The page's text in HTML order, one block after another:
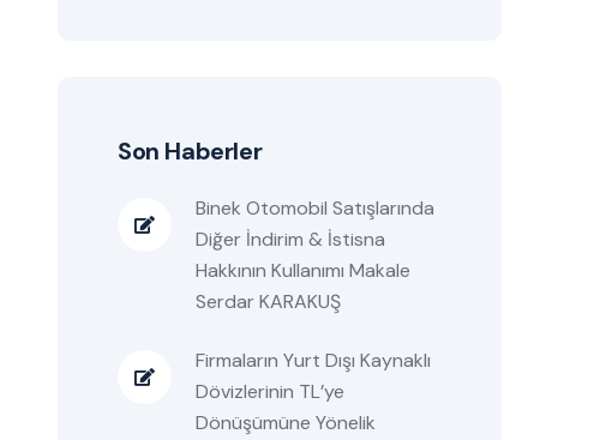
Son Haberler
Binek Otomobil Satışlarında
Diğer İndirim & İstisna
Hakkının Kullanımı Makale
Serdar KARAKUŞ
Firmaların Yurt Dışı Kaynaklı
Dövizlerinin TL’ye
Dönüşümüne Yönelik